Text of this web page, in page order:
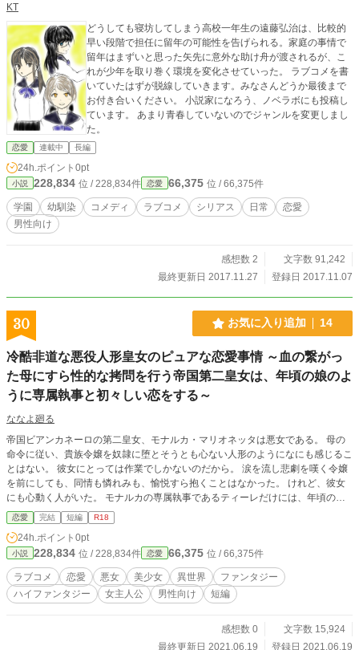
KT
どうしても寝坊してしまう高校一年生の遠藤弘治は、比較的
早い段階で担任に留年の可能性を告げられる。家庭の事情で
留年はまずいと思った矢先に意外な助け舟が渡されるが、こ
れが少年を取り巻く環境を変化させていった。 ラブコメを書
いていたはずが脱線していきます。みなさんどうか最後まで
お付き合いください。 小説家になろう、ノベラボにも投稿し
ています。 あまり青春していないのでジャンルを変更しまし
た。
恋愛 連載中 長編
24h.ポイント 0pt
小説 228,834 位 / 228,834件 恋愛 66,375 位 / 66,375件
学園 幼馴染 コメディ ラブコメ シリアス 日常
恋愛
男性向け
感想数 2
文字数 91,242
最終更新日 2017.11.27
登録日 2017.11.07
30 お気に入り追加 14
冷酷非道な悪役人形皇女のピュアな恋愛事情 ～血の繋がっ
た母にすら性的な拷問を行う帝国第二皇女は、年頃の娘のよ
うに専属執事と初々しい恋をする～
ななよ廻る
帝国ビアンカネーロの第二皇女、モナルカ・マリオネッタは悪女である。 母の
命令に従い、貴族令嬢を奴隷に堕とそうとも心ない人形のようになにも感じるこ
とはない。 彼女にとっては作業でしかないのだから。 涙を流し悲劇を嘆く令嬢
を前にしても、同情も憐れみも、愉悦すら抱くことはなかった。 けれど、彼女
にも心動く人がいた。 モナルカの専属執事であるティーレだけには、年頃の少
女のように頬を染め、ちょっとした触れ合いに心がときめいてしまう。 「結婚
しませんか？」 「むむむ、無理ですっ!!」 慌てふためく彼がどこまでも愛おし
い。 どのような残酷で非道な行いであろうと眉一つ動かさない悪女が、恋する
執事にだけは顔を蕩けさせ、頬を朱に染め、いじらしく距離を縮めようとする、
冷酷非道な悪女のピュアな恋愛事情。 ※性的描写のある話にはタイトルの頭に
『■』を付けております※ ※この小説は一般向版（直接的描写調整）を『カクヨ
ム』『ノベルアップ＋』にて 成年向版を『小説家になろう（ノクターンノベル
恋愛 完結 短編 R18
24h.ポイント 0pt
小説 228,834 位 / 228,834件 恋愛 66,375 位 / 66,375件
ラブコメ 恋愛 悪女 美少女 異世界
ファンタジー
ハイファンタジー
女主人公 男性向け 短編
感想数 0
文字数 15,924
最終更新日 2021.06.19
登録日 2021.06.19